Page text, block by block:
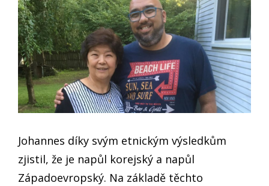
Johannes díky svým etnickým výsledkům
zjistil, že je napůl korejský a napůl
Západoevropský. Na základě těchto